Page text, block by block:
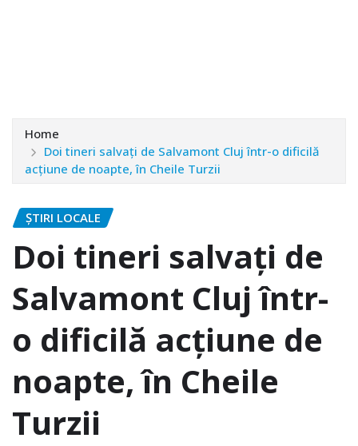
Home
Doi tineri salvați de Salvamont Cluj într-o dificilă
acțiune de noapte, în Cheile Turzii
ȘTIRI LOCALE
Doi tineri salvați de
Salvamont Cluj într-
o dificilă acțiune de
noapte, în Cheile
Turzii